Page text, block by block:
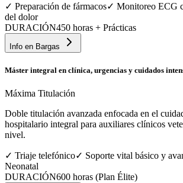
✓ Preparación de fármacos✓ Monitoreo ECG
del dolor
DURACIÓN450 horas + Prácticas
Info en Bargas
Máster integral en clínica, urgencias y cuidados
Máxima Titulación
Doble titulación avanzada enfocada en el
hospitalario integral para auxiliares clínicos
nivel.
✓ Triaje telefónico✓ Soporte vital básico y
Neonatal
DURACIÓN600 horas (Plan Élite)